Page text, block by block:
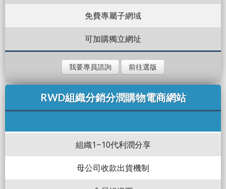
免費專屬子網域
可加購獨立網址
我要專員諮詢 前往選版
RWD組織分銷分潤購物電商網站
組織1~10代利潤分享
母公司收款出貨機制